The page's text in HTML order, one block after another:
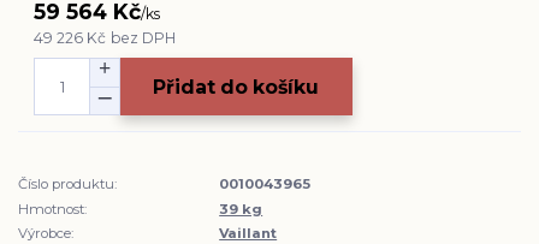
59 564 Kč/ks
49 226 Kč bez DPH
Přidat do košíku
Číslo produktu:
0010043965
Hmotnost:
39 kg
Výrobce:
Vaillant